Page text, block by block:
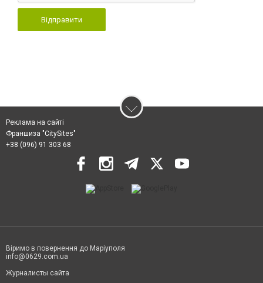
Відправити
Реклама на сайті
Франшиза "CitySites"
+38 (096) 91 303 68
Віримо в повернення до Маріуполя
info@0629.com.ua
Журналисты сайта